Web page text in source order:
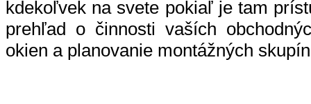
kdekoľvek na svete pokiaľ je tam
prehľad o činnosti vaších
okien a planovanie montážných